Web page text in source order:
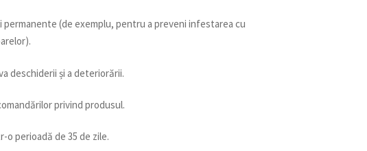
(de exemplu, pentru a preveni infestarea cu
deschiderii și a deteriorării.
privind produsul.
perioadă de 35 de zile.